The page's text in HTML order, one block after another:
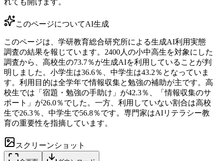
このページについてAI生成
このページは、学研教育総合研究所による生成AI利用実態
調査の結果を報じています。2400人の小中高生を対象にした
調査から、高校生の73.7％が生成AIを利用していることが判
明しました。小学生は36.6％、中学生は43.2％となっていま
す。利用目的は全学年で情報収集と勉強の補助が主です。高
校生では「宿題・勉強の手助け」が42.3％、「情報収集のサ
ポート」が26.0％でした。一方、利用していない割合は高校
生で26.3％、中学生で56.8％です。専門家はAIリテラシー教
育の重要性を指摘しています。
スクリーンショット